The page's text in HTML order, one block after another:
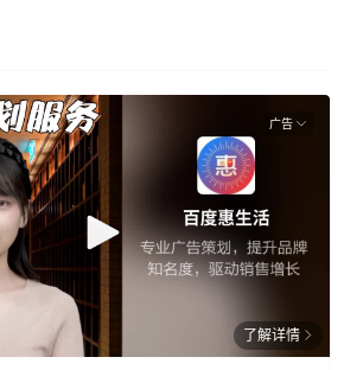
广告
了解详情